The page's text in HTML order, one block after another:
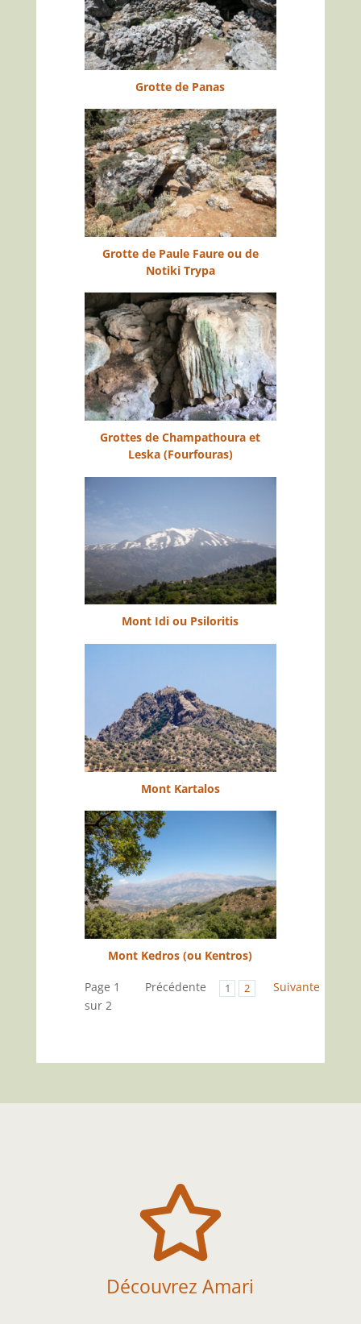
Grotte de Panas
Grotte de Paule Faure ou de
Notiki Trypa
Grottes de Champathoura et
Leska (Fourfouras)
Mont Idi ou Psiloritis
Mont Kartalos
Mont Kedros (ou Kentros)
Page 1
sur 2
Précédente 1 2 Suivante

Découvrez Amari